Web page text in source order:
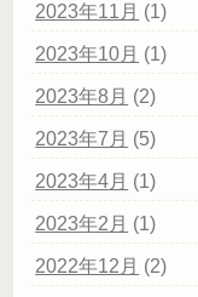
2023年11月 (1)
2023年10月 (1)
2023年8月 (2)
2023年7月 (5)
2023年4月 (1)
2023年2月 (1)
2022年12月 (2)